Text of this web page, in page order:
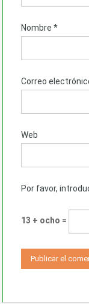
Nombre *
Correo
Web
Por favor,
13 + ocho =